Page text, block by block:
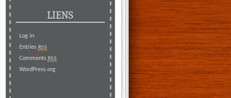
LIENS
Log in
Entries RSS
Comments RSS
WordPress.org